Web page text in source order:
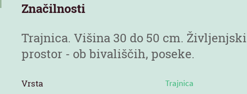
Značilnosti
Trajnica. Višina 30 do 50 cm. Življenjski
prostor - ob bivališčih, poseke.
Vrsta Trajnica